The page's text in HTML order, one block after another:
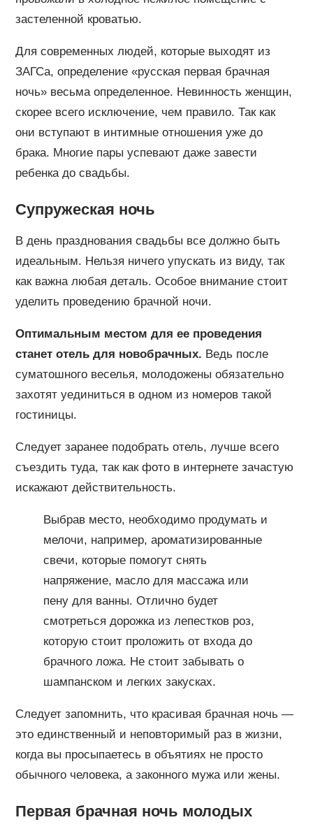
застеленной кроватью.
Для современных людей, которые выходят из
ЗАГСа, определение «русская первая брачная
ночь» весьма определенное. Невинность женщин,
скорее всего исключение, чем правило. Так как
они вступают в интимные отношения уже до
брака. Многие пары успевают даже завести
ребенка до свадьбы.
Супружеская ночь
В день празднования свадьбы все должно быть
идеальным. Нельзя ничего упускать из виду, так
как важна любая деталь. Особое внимание стоит
уделить проведению брачной ночи.
Оптимальным местом для ее проведения
станет отель для новобрачных. Ведь после
суматошного веселья, молодожены обязательно
захотят уединиться в одном из номеров такой
гостиницы.
Следует заранее подобрать отель, лучше всего
съездить туда, так как фото в интернете зачастую
искажают действительность.
Выбрав место, необходимо продумать и
мелочи, например, ароматизированные
свечи, которые помогут снять
напряжение, масло для массажа или
пену для ванны. Отлично будет
смотреться дорожка из лепестков роз,
которую стоит проложить от входа до
брачного ложа. Не стоит забывать о
шампанском и легких закусках.
Следует запомнить, что красивая брачная ночь —
это единственный и неповторимый раз в жизни,
когда вы просыпаетесь в объятиях не просто
обычного человека, а законного мужа или жены.
Первая брачная ночь молодых